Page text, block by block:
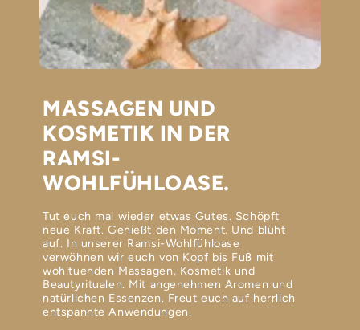
MASSAGEN UND
KOSMETIK IN DER
RAMSI-
WOHLFÜHLOASE.
Tut euch mal wieder etwas Gutes. Schöpft
neue Kraft. Genießt den Moment. Und blüht
auf. In unserer Ramsi-Wohlfühloase
verwöhnen wir euch von Kopf bis Fuß mit
wohltuenden Massagen, Kosmetik und
Beautyritualen. Mit angenehmen Aromen und
natürlichen Essenzen. Freut euch auf herrlich
entspannte Anwendungen.